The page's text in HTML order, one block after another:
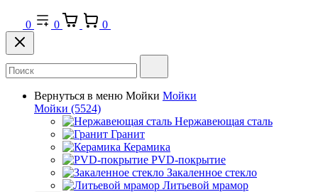
0 0 0
Вернуться в меню Мойки Мойки
Мойки (5524)
Нержавеющая сталь
Гранит
Керамика
PVD-покрытие
Закаленное стекло
Литьевой мрамор